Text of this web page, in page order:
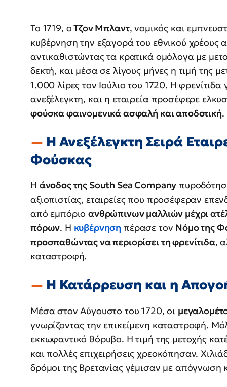
Το 1719, οΤζον Μπλαντ, νομικός και
κυβέρνηση την εξαγορά του εθνικού χρέους
αντικαθιστώντας τα κρατικά ομόλογα με
δεκτή, και μέσα σε λίγους μήνες η τιμή της
1.000 λίρες τον Ιούλιο του 1720. Η
ανεξέλεγκτη, και η εταιρεία προσέφερε
φούσκα φαινομενικά ασφαλή και αποδοτική.
Η Ανεξέλεγκτη Σειρά
Φούσκας
Η άνοδος της South Sea Company
αξιοπιστίας, εταιρείες που προσέφεραν
από εμπόριοανθρώπινων μαλλιών μέχρι
πόρων. Η κυβέρνηση πέρασε τον Νόμο της
προσπαθώντας να περιορίσει τη φρενίτιδα,
καταστροφή.
Η Κατάρρευση και η
Μέσα στον Αύγουστο του 1720, οι
γνωρίζοντας την επικείμενη καταστροφή.
εκκωφαντικό θόρυβο. Η τιμή της μετοχής
και πολλές επιχειρήσεις χρεοκόπησαν.
δρόμοι της Βρετανίας γέμισαν με απόγνωση